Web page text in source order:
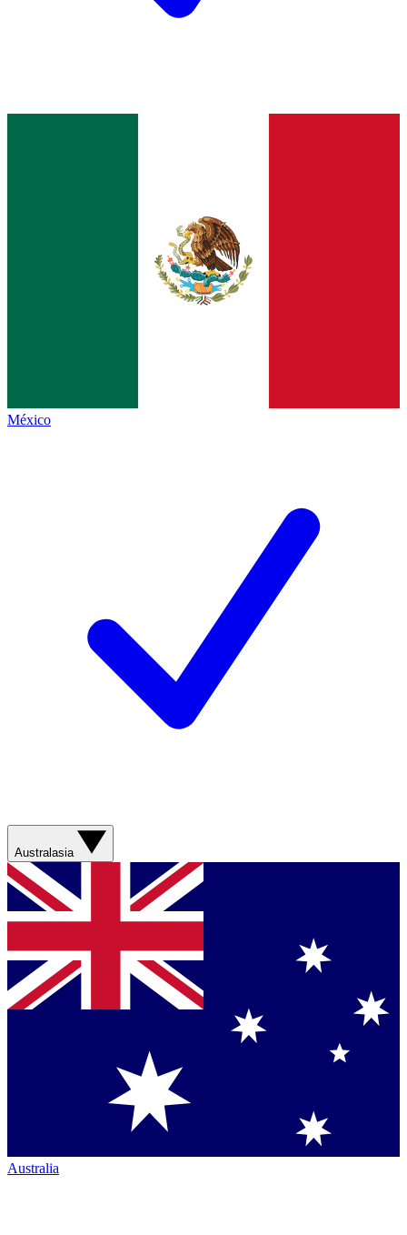
México
Australasia
Australia